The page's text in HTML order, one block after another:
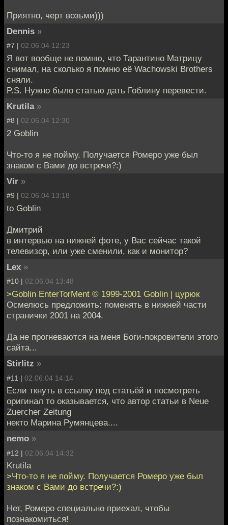
Приятно, черт возьми)))
Dennis »
#7 | 02.06.04 12:23
Я вот вообще не помню, что Тарантино Матрицу
снимал, на сколько я помню её Wachowski Brothers
сняли.
P.S. Нужно было статью дать Гоблину перевести.
Krutila »
#8 | 02.06.04 12:30
2 Goblin
Что-то я не пойму. Получается Ромеро уже был
знаком с Вами до встречи?:)
Vir »
#9 | 02.06.04 13:18
to Goblin
Дмитрий
в интервью на нижней фоте, у Вас сейчас такой
телевизор, или уже сменили, как и монитор?
Lex »
#10 | 02.06.04 13:48
>Goblin EnterTorMent © 1999-2001 Goblin | цурюк
Осмелюсь предложить: поменять в нижней части
странички 2001 на 2004.
Да не прогневаются на меня Боги-покровители этого
сайта...
Stirlitz »
#11 | 02.06.04 14:14
Если ткнуть в ссылку под статьёй и посмотреть
оригинал то оказывается, что автор статьи в Neue
Zuercher Zeitung
некто Марина Румянцева....
nemo »
#12 | 02.06.04 14:32
Krutila
>Что-то я не пойму. Получается Ромеро уже был
знаком с Вами до встречи?:)
Нет, Ромеро специально приехал, чтобы
познакомиться!